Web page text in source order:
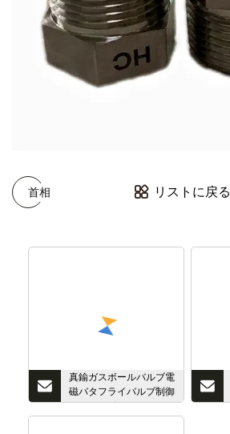
首相 リストに戻る
真鍮ガスボールバルブ電
磁バタフライバルブ制御
スイベルボールステンレ